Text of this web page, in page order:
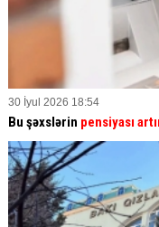
30 İyul 2026 18:54
Bu şəxslərin pensiyası